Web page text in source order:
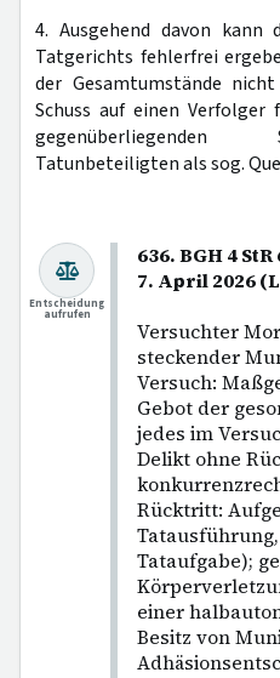
4. Ausgehend davon kann
Tatgerichts fehlerfrei
der Gesamtumstände
Schuss auf einen
Tatunbeteiligten als sog.
636. BGH 4
7. April 2026
Versuchter
steckender
Versuch:
Gebot der
jedes im
Delikt ohne
Rücktritt:
Tataufgabe);
einer
Besitz von
Entscheidung
aufrufen